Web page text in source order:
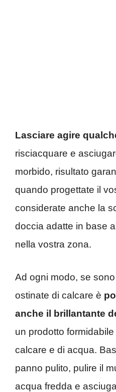
Lasciare agire
risciacquare e
morbido, risultato
quando progettate il
considerate anche la
doccia adatte in base
nella vostra zona.
Ad ogni modo, se
ostinate di calcare è
anche il brillantante
un prodotto
calcare e di acqua.
panno pulito, pulire il
acqua fredda e